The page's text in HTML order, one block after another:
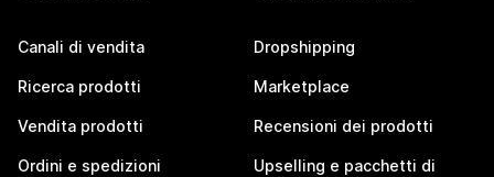
Canali di vendita
Ricerca prodotti
Vendita prodotti
Ordini e spedizioni
Dropshipping
Marketplace
Recensioni dei prodotti
Upselling e pacchetti di